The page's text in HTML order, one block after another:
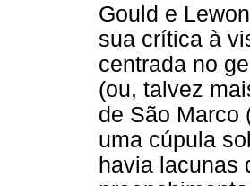
Gould e
sua crítica à
centrada no
(ou, talvez
de São Marco
uma cúpula
havia lacunas